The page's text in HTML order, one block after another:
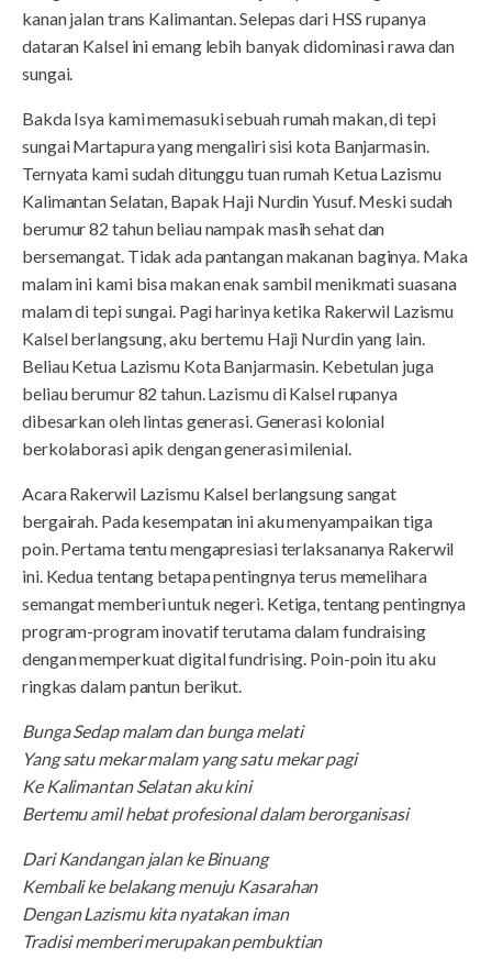
kanan jalan trans Kalimantan. Selepas dari HSS rupanya
dataran Kalsel ini emang lebih banyak didominasi rawa dan
sungai.
Bakda Isya kami memasuki sebuah rumah makan, di tepi
sungai Martapura yang mengaliri sisi kota Banjarmasin.
Ternyata kami sudah ditunggu tuan rumah Ketua Lazismu
Kalimantan Selatan, Bapak Haji Nurdin Yusuf. Meski sudah
berumur 82 tahun beliau nampak masih sehat dan
bersemangat. Tidak ada pantangan makanan baginya. Maka
malam ini kami bisa makan enak sambil menikmati suasana
malam di tepi sungai. Pagi harinya ketika Rakerwil Lazismu
Kalsel berlangsung, aku bertemu Haji Nurdin yang lain.
Beliau Ketua Lazismu Kota Banjarmasin. Kebetulan juga
beliau berumur 82 tahun. Lazismu di Kalsel rupanya
dibesarkan oleh lintas generasi. Generasi kolonial
berkolaborasi apik dengan generasi milenial.
Acara Rakerwil Lazismu Kalsel berlangsung sangat
bergairah. Pada kesempatan ini aku menyampaikan tiga
poin. Pertama tentu mengapresiasi terlaksananya Rakerwil
ini. Kedua tentang betapa pentingnya terus memelihara
semangat memberi untuk negeri. Ketiga, tentang pentingnya
program-program inovatif terutama dalam fundraising
dengan memperkuat digital fundrising. Poin-poin itu aku
ringkas dalam pantun berikut.
Bunga Sedap malam dan bunga melati
Yang satu mekar malam yang satu mekar pagi
Ke Kalimantan Selatan aku kini
Bertemu amil hebat profesional dalam berorganisasi
Dari Kandangan jalan ke Binuang
Kembali ke belakang menuju Kasarahan
Dengan Lazismu kita nyatakan iman
Tradisi memberi merupakan pembuktian